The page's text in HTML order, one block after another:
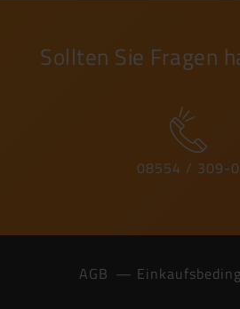
Sollten Sie Fragen
08554 / 309-0
AGB